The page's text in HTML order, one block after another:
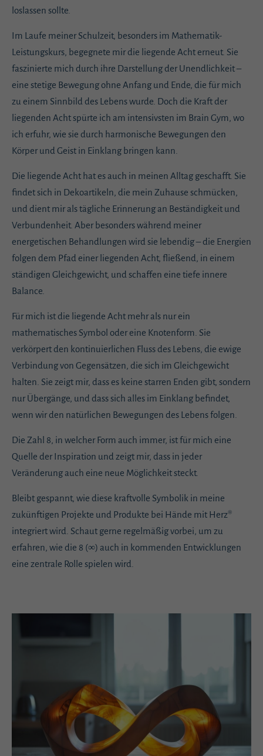
loslassen sollte.
Im Laufe meiner Schulzeit, besonders im Mathematik-
Leistungskurs, begegnete mir die liegende Acht erneut. Sie
faszinierte mich durch ihre Darstellung der Unendlichkeit –
eine stetige Bewegung ohne Anfang und Ende, die für mich
zu einem Sinnbild des Lebens wurde. Doch die Kraft der
liegenden Acht spürte ich am intensivsten im Brain Gym, wo
ich erfuhr, wie sie durch harmonische Bewegungen den
Körper und Geist in Einklang bringen kann.
Die liegende Acht hat es auch in meinen Alltag geschafft. Sie
findet sich in Dekoartikeln, die mein Zuhause schmücken,
und dient mir als tägliche Erinnerung an Beständigkeit und
Verbundenheit. Aber besonders während meiner
energetischen Behandlungen wird sie lebendig – die Energien
folgen dem Pfad einer liegenden Acht, fließend, in einem
ständigen Gleichgewicht, und schaffen eine tiefe innere
Balance.
Für mich ist die liegende Acht mehr als nur ein
mathematisches Symbol oder eine Knotenform. Sie
verkörpert den kontinuierlichen Fluss des Lebens, die ewige
Verbindung von Gegensätzen, die sich im Gleichgewicht
halten. Sie zeigt mir, dass es keine starren Enden gibt, sondern
nur Übergänge, und dass sich alles im Einklang befindet,
wenn wir den natürlichen Bewegungen des Lebens folgen.
Die Zahl 8, in welcher Form auch immer, ist für mich eine
Quelle der Inspiration und zeigt mir, dass in jeder
Veränderung auch eine neue Möglichkeit steckt.
Bleibt gespannt, wie diese kraftvolle Symbolik in meine
zukünftigen Projekte und Produkte bei Hände mit Herz®
integriert wird. Schaut gerne regelmäßig vorbei, um zu
erfahren, wie die 8 (∞) auch in kommenden Entwicklungen
eine zentrale Rolle spielen wird.